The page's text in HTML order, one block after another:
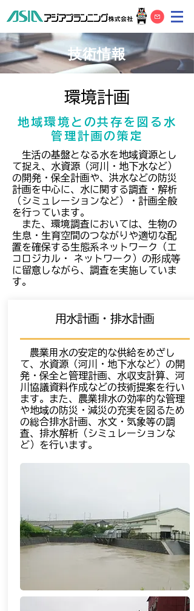
​技術情報
環境計画
地域環境との共存を図る水
管理計画の策定
生活の基盤となる水を地域資源とし
て捉え、水資源（河川・地下水など）
の開発・保全計画や、洪水などの防災
計画を中心に、水に関する調査・解析
（シミュレーションなど）・計画全般
を行っています。
また、環境調査においては、生物の
生息・生育空間のつながりや適切な配
置を確保する生態系ネットワーク（エ
コロジカル・ ネットワーク）の形成等
に留意しながら、調査を実施していま
す。
用水計画・排水計画
農業用水の安定的な供給をめざし
て、水資源（河川・地下水など）の開
発・保全と管理計画、水収支計算、河
川協議資料作成などの技術提案を行い
ます。また、農業排水の効率的な管理
や地域の防災・減災の充実を図るため
の総合排水計画、水文・気象等の調
査、排水解析（シミュレーションな
ど）を行います。